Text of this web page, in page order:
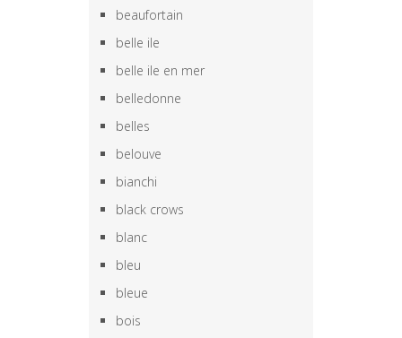
beaufortain
belle ile
belle ile en mer
belledonne
belles
belouve
bianchi
black crows
blanc
bleu
bleue
bois